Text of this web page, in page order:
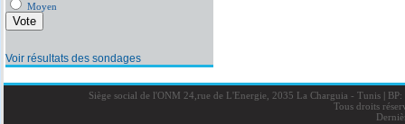
Moyen
Voir résultats des sondages
Siège social de l'ONM 24,rue de L'Energie, 2035 La Charguia - Tunis |BP:
Tous droits